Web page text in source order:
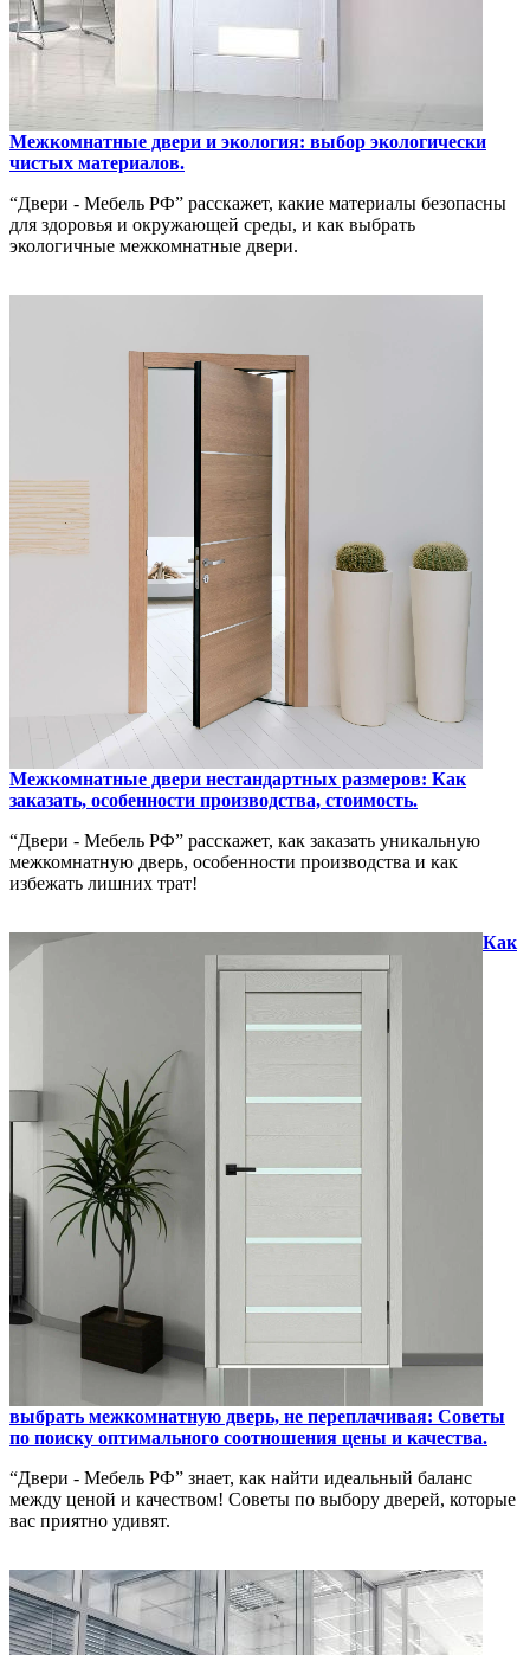
Межкомнатные двери и экология: выбор экологически
чистых материалов.
“Двери - Мебель РФ” расскажет, какие материалы безопасны
для здоровья и окружающей среды, и как выбрать
экологичные межкомнатные двери.
Межкомнатные двери нестандартных размеров: Как
заказать, особенности производства, стоимость.
“Двери - Мебель РФ” расскажет, как заказать уникальную
межкомнатную дверь, особенности производства и как
избежать лишних трат!
Как
выбрать межкомнатную дверь, не переплачивая: Советы
по поиску оптимального соотношения цены и качества.
“Двери - Мебель РФ” знает, как найти идеальный баланс
между ценой и качеством! Советы по выбору дверей, которые
вас приятно удивят.